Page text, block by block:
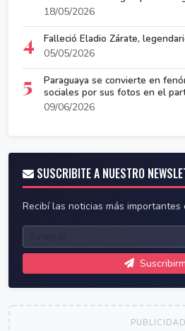
18/05/2026
4
Falleció Eladio Zárate,
05/05/2026
5
Paraguaya se convierte en
sociales por sus fotos en el
09/06/2026
SUSCRIBITE A NUESTRO
Recibí las noticias más importantes
PUBLICIDAD